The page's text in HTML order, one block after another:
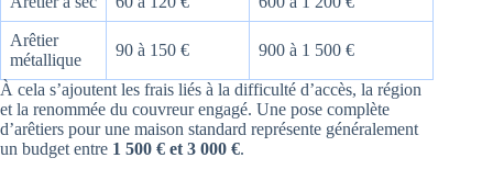
Arêtier
métallique
90 à 150 € 900 à 1 500 €
À cela s’ajoutent les frais liés à la difficulté d’accès, la région
et la renommée du couvreur engagé. Une pose complète
d’arêtiers pour une maison standard représente généralement
un budget entre 1 500 € et 3 000 €.